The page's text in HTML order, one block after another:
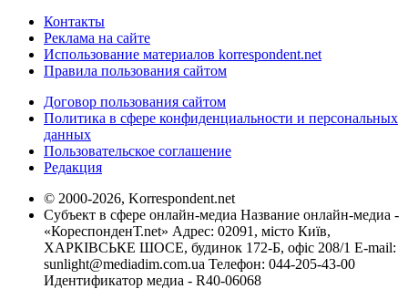
Контакты
Реклама на сайте
Использование материалов korrespondent.net
Правила пользования сайтом
Договор пользования сайтом
Политика в сфере конфиденциальности и персональных
данных
Пользовательское соглашение
Редакция
© 2000-2026, Korrespondent.net
Субъект в сфере онлайн-медиа Название онлайн-медиа -
«КореспонденТ.net» Адрес: 02091, місто Київ,
ХАРКІВСЬКЕ ШОСЕ, будинок 172-Б, офіс 208/1 E-mail:
sunlight@mediadim.com.ua Телефон: 044-205-43-00
Идентификатор медиа - R40-06068